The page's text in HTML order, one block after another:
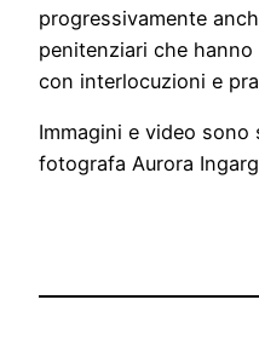
progressivamente
penitenziari che
con interlocuzioni e
Immagini e video sono
fotografa Aurora